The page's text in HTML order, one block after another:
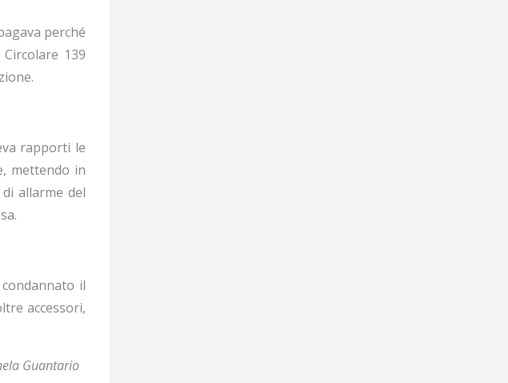
perché
139
rapporti le
mettendo in
allarme del
il
accessori,
Guantario